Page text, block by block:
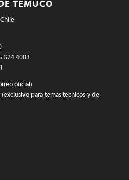
TEMUCO
324 4083
oficial)
(exclusivo para temas técnicos y de